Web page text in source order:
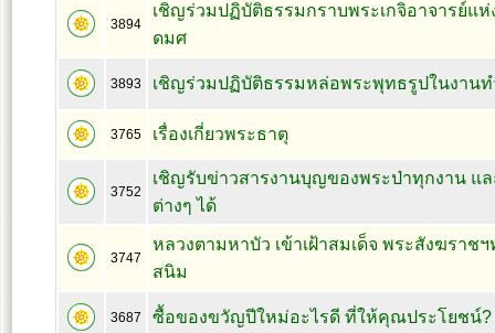
3894
เชิญร่วมปฏิบัติธรรมกราบพระเกจิอาจารย์แ
ดมศ
3893 เชิญร่วมปฏิบัติธรรมหล่อพระพุทธรูปในงาน
3765 เรื่องเกี่ยวพระธาตุ
3752
เชิญรับข่าวสารงานบุญของพระป่าทุกงาน แ
ต่างๆ ได้
3747
หลวงตามหาบัว เข้าเฝ้าสมเด็จ พระสังฆราช
สนิม
3687 ซื้อของขวัญปีใหม่อะไรดี ที่ให้คุณประโยชน์?